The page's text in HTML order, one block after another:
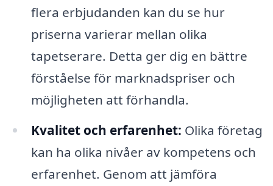
flera erbjudanden kan du se hur
priserna varierar mellan olika
tapetserare. Detta ger dig en bättre
förståelse för marknadspriser och
möjligheten att förhandla.
Kvalitet och erfarenhet: Olika företag
kan ha olika nivåer av kompetens och
erfarenhet. Genom att jämföra